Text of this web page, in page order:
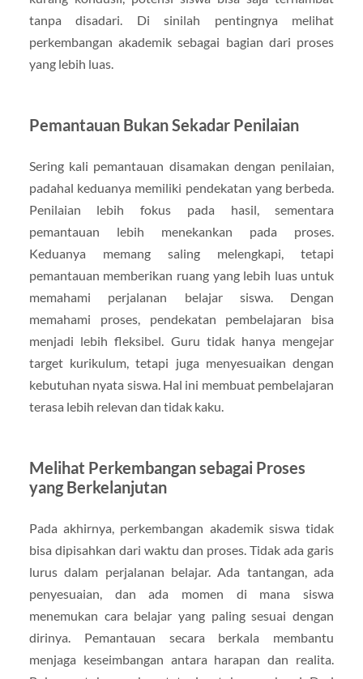
tanpa disadari. Di sinilah pentingnya melihat
perkembangan akademik sebagai bagian dari proses
yang lebih luas.
Pemantauan Bukan Sekadar Penilaian
Sering kali pemantauan disamakan dengan penilaian,
padahal keduanya memiliki pendekatan yang berbeda.
Penilaian lebih fokus pada hasil, sementara
pemantauan lebih menekankan pada proses.
Keduanya memang saling melengkapi, tetapi
pemantauan memberikan ruang yang lebih luas untuk
memahami perjalanan belajar siswa. Dengan
memahami proses, pendekatan pembelajaran bisa
menjadi lebih fleksibel. Guru tidak hanya mengejar
target kurikulum, tetapi juga menyesuaikan dengan
kebutuhan nyata siswa. Hal ini membuat pembelajaran
terasa lebih relevan dan tidak kaku.
Melihat Perkembangan sebagai Proses
yang Berkelanjutan
Pada akhirnya, perkembangan akademik siswa tidak
bisa dipisahkan dari waktu dan proses. Tidak ada garis
lurus dalam perjalanan belajar. Ada tantangan, ada
penyesuaian, dan ada momen di mana siswa
menemukan cara belajar yang paling sesuai dengan
dirinya. Pemantauan secara berkala membantu
menjaga keseimbangan antara harapan dan realita.